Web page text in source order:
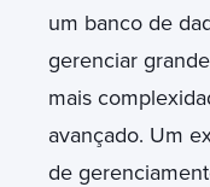
um banco de
gerenciar
mais
avançado. Um
de